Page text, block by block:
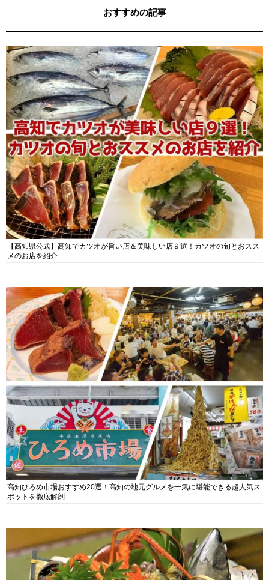
おすすめの記事
【高知県公式】高知でカツオが旨い店＆美味しい店９選！カツオの旬とおスス
メのお店を紹介
高知ひろめ市場おすすめ20選！高知の地元グルメを一気に堪能できる超人気ス
ポットを徹底解剖